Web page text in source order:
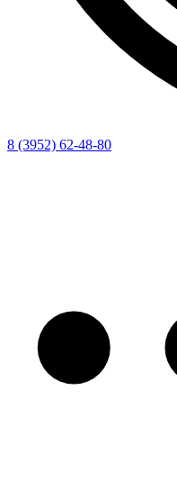
8 (3952) 62-48-80